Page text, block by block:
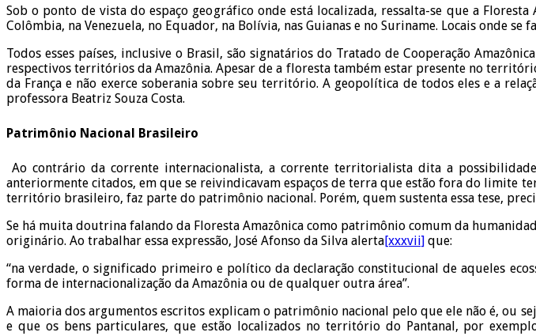
Sob o ponto de vista do espaço geográfico onde está localizada, ressalta-se que a
Colômbia, na Venezuela, no Equador, na Bolívia, nas Guianas e no Suriname. Locais onde se
Todos esses países, inclusive o Brasil, são signatários do Tratado de Cooperação Amazônica
respectivos territórios da Amazônia. Apesar de a floresta também estar presente no
da França e não exerce soberania sobre seu território. A geopolítica de todos eles e a
professora Beatriz Souza Costa.
Patrimônio Nacional Brasileiro
Ao contrário da corrente internacionalista, a corrente territorialista dita a
anteriormente citados, em que se reivindicavam espaços de terra que estão fora do limite
território brasileiro, faz parte do patrimônio nacional. Porém, quem sustenta essa tese,
Se há muita doutrina falando da Floresta Amazônica como patrimônio comum da
originário. Ao trabalhar essa expressão, José Afonso da Silva alerta[xxxvii] que:
“na verdade, o significado primeiro e político da declaração constitucional de aqueles
forma de internacionalização da Amazônia ou de qualquer outra área”.
A maioria dos argumentos escritos explicam o patrimônio nacional pelo que ele não é, ou
e que os bens particulares, que estão localizados no território do Pantanal, por